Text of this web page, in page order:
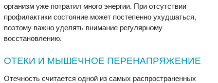
организм уже потратил много энергии. При отсутствии
профилактики состояние может постепенно ухудшаться,
поэтому важно уделять внимание регулярному
восстановлению.
ОТЕКИ И МЫШЕЧНОЕ ПЕРЕНАПРЯЖЕНИЕ
Отечность считается одной из самых распространенных